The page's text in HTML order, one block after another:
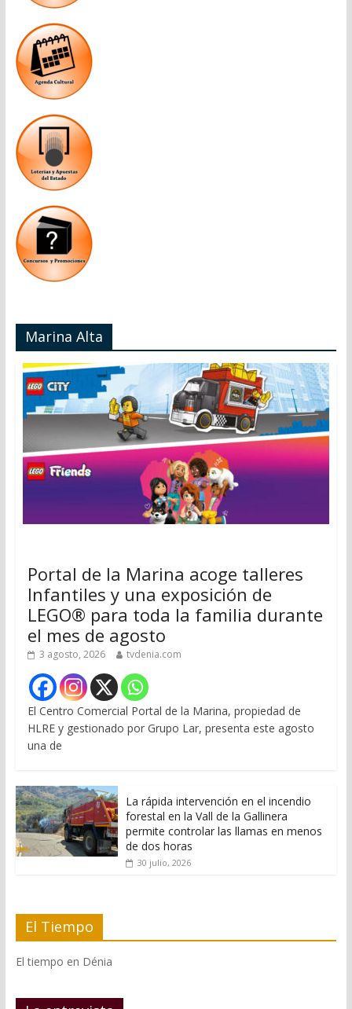
Marina Alta
Portal de la Marina acoge talleres
Infantiles y una exposición de
LEGO® para toda la familia durante
el mes de agosto
3 agosto, 2026 tvdenia.com
El Centro Comercial Portal de la Marina, propiedad de
HLRE y gestionado por Grupo Lar, presenta este agosto
una de
La rápida intervención en el incendio
forestal en la Vall de la Gallinera
permite controlar las llamas en menos
de dos horas
30 julio, 2026
El Tiempo
El tiempo en Dénia